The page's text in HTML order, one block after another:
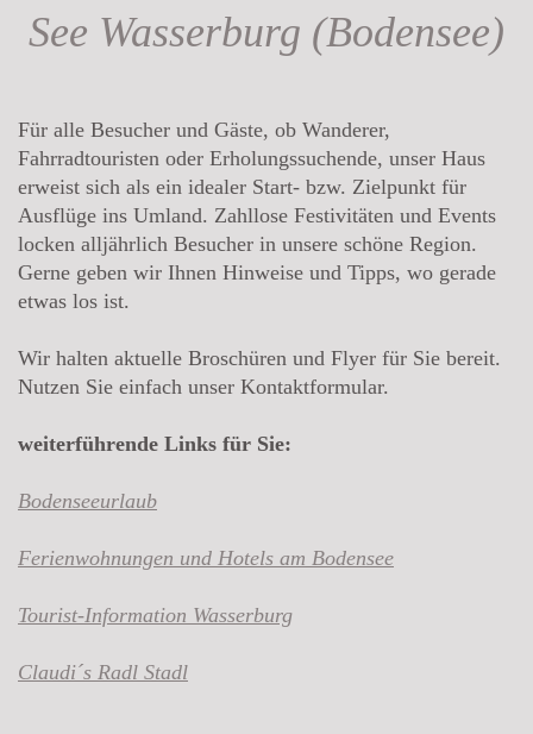
See Wasserburg (Bodensee)
Für alle Besucher und Gäste, ob Wanderer,
Fahrradtouristen oder Erholungssuchende, unser Haus
erweist sich als ein idealer Start- bzw. Zielpunkt für
Ausflüge ins Umland. Zahllose Festivitäten und Events
locken alljährlich Besucher in unsere schöne Region.
Gerne geben wir Ihnen Hinweise und Tipps, wo gerade
etwas los ist.
Wir halten aktuelle Broschüren und Flyer für Sie bereit.
Nutzen Sie einfach unser Kontaktformular.
weiterführende Links für Sie:
Bodenseeurlaub
Ferienwohnungen und Hotels am Bodensee
Tourist-Information Wasserburg
Claudi´s Radl Stadl